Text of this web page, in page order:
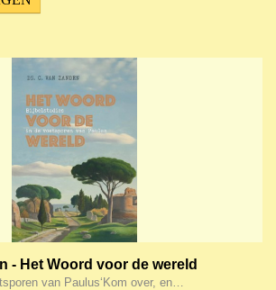
- Het Woord voor de wereld
van Paulus‘Kom over, en…